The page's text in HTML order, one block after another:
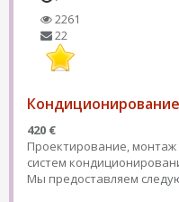
2261
22
420 €
Проектирование,
систем
Мы предоставляем